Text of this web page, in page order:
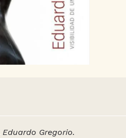
Eduardo Gregorio.